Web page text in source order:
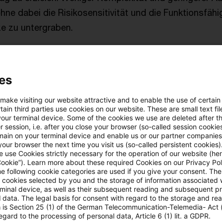
dabei die Risikosensitivität und die
zu untergraben.
eine Weichenstellung für die künftige
darstellt, lesen Sie in diesem
über das regulatorische Horizon Scanning in
”.
visiting our website attractive and to enable the use of
third parties use cookies on our website. These are small text
terminal device. Some of the cookies we use are deleted after
session, i.e. after you close your browser (so-called session
on your terminal device and enable us or our partner
browser the next time you visit us (so-called persistent
use Cookies strictly necessary for the operation of our website
Learn more about these required Cookies on our Privacy
following cookie categories are used if you give your consent.
cookies selected by you and the storage of information associated
device, as well as their subsequent reading and subsequent
data. The legal basis for consent with regard to the storage and
is Section 25 (1) of the German Telecommunication-Telemedia- Act
to the processing of personal data, Article 6 (1) lit. a GDPR.